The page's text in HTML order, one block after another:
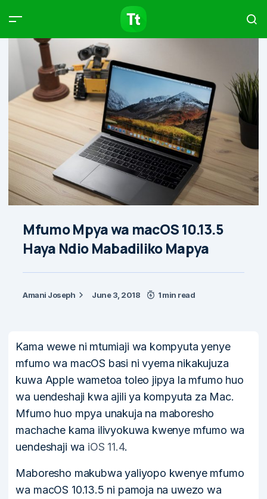
Mfumo Mpya wa macOS 10.13.5
Haya Ndio Mabadiliko Mapya
Amani Joseph June 3, 2018 1 min read
Kama wewe ni mtumiaji wa kompyuta yenye
mfumo wa macOS basi ni vyema nikakujuza
kuwa Apple wametoa toleo jipya la mfumo huo
wa uendeshaji kwa ajili ya kompyuta za Mac.
Mfumo huo mpya unakuja na maboresho
machache kama ilivyokuwa kwenye mfumo wa
uendeshaji wa iOS 11.4.
Maboresho makubwa yaliyopo kwenye mfumo
wa macOS 10.13.5 ni pamoja na uwezo wa
Products Articles
Type to start searching…